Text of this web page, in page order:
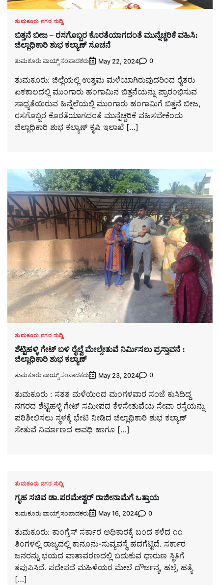
ತುಮಕೂರು ನಗರ ಸುದ್ದಿ
ಬಿತ್ತನೆ ಬೀಜ – ರಸಗೊಬ್ಬರ ಕೊರತೆಯಾಗದಂತೆ ಮುನ್ನೆಚ್ಚರಿಕೆ ವಹಿಸಿ:
ಜಿಲ್ಲಾಧಿಕಾರಿ ಶುಭ ಕಲ್ಯಾಣ್ ಸೂಚನೆ
ತುಮಕೂರು ವಾಯ್ಸ್ ಸಂಪಾದಕರು May 22, 2024 0
ತುಮಕೂರು: ಜಿಲ್ಲೆಯಲ್ಲಿ ಉತ್ತಮ ಮಳೆಯಾಗಿರುವುದರಿಂದ ರೈತರು
ಏಕಕಾಲದಲ್ಲಿ ಮುಂಗಾರು ಹಂಗಾಮಿನ ಬಿತ್ತನೆಯನ್ನು ಪ್ರಾರಂಭಿಸುವ
ಸಾಧ್ಯತೆಯಿರುವ ಹಿನ್ನೆಲೆಯಲ್ಲಿ ಮುಂಗಾರು ಹಂಗಾಮಿಗೆ ಬಿತ್ತನೆ ಬೀಜ,
ರಸಗೊಬ್ಬರ ಕೊರತೆಯಾಗದಂತೆ ಮುನ್ನೆಚ್ಚರಿಕೆ ವಹಿಸಬೇಕೆಂದು
ಜಿಲ್ಲಾಧಿಕಾರಿ ಶುಭ ಕಲ್ಯಾಣ್ ಕೃಷಿ ಇಲಾಖೆ […]
ತುಮಕೂರು ನಗರ ಸುದ್ದಿ
ಶೆಟ್ಟಿಹಳ್ಳಿ ಗೇಟ್ ಬಳಿ ರೈಲ್ವೆ ಮೇಲ್ಸೇತುವೆ ನಿರ್ಮಿಸಲು ಪ್ರಸ್ತಾವನೆ :
ಜಿಲ್ಲಾಧಿಕಾರಿ ಶುಭ ಕಲ್ಯಾಣ್
ತುಮಕೂರು ವಾಯ್ಸ್ ಸಂಪಾದಕರು May 23, 2024 0
ತುಮಕೂರು : ಸತತ ಮಳೆಯಿಂದ ಮಂಗಳವಾರ ಸಂಜೆ ಕುಸಿದಿದ್ದ
ನಗರದ ಶೆಟ್ಟಿಹಳ್ಳಿ ಗೇಟ್ ಸಮೀಪದ ಕೆಳಸೇತುವೆಯ ಸೇವಾ ರಸ್ತೆಯನ್ನು
ಪರಿಶೀಲಿಸಲು ಸ್ಥಳಕ್ಕೆ ಭೇಟಿ ನೀಡಿದ ಜಿಲ್ಲಾಧಿಕಾರಿ ಶುಭ ಕಲ್ಯಾಣ್
ಸೇತುವೆ ನಿರ್ಮಾಣದ ಅವಧಿ ಹಾಗೂ […]
ತುಮಕೂರು ನಗರ ಸುದ್ದಿ
ಗೃಹ ಸಚಿವ ಡಾ.ಪರಮೇಶ್ವರ್ ರಾಜೀನಾಮೆಗೆ ಒತ್ತಾಯ
ತುಮಕೂರು ವಾಯ್ಸ್ ಸಂಪಾದಕರು May 16, 2024 0
ತುಮಕೂರು: ಕಾಂಗ್ರೆಸ್ ಸರ್ಕಾರ ಅಧಿಕಾರಕ್ಕೆ ಬಂದ ಕಳೆದ ೧೧
ತಿಂಗಳಲ್ಲಿ ರಾಜ್ಯದಲ್ಲಿ ಕಾನೂನು-ಸುವ್ಯವಸ್ಥೆ ಹದಗೆಟ್ಟಿದೆ. ಸರ್ಕಾರ
ಜನರನ್ನು ಭಯದ ವಾತಾವರಣದಲ್ಲಿ ಬದುಕುವ ಧಾರುಣ ಸ್ಥಿತಿಗೆ
ತಪುಪಿಸಿದೆ. ಪದೇಪದೆ ಮಹಿಳೆಯರ ಮೇಲೆ ದೌರ್ಜನ್ಯ, ಹಲ್ಲೆ, ಹತ್ಯೆ
[…]